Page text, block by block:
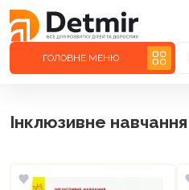
ГОЛОВНЕ МЕНЮ
Інклюзивне навчання